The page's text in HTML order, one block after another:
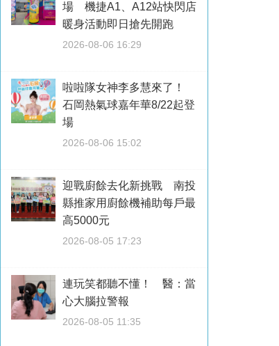
場 機捷A1、A12站快閃店
暖身活動即日搶先開跑
2026-08-06 16:29
啦啦隊女神李多慧來了！
石岡熱氣球嘉年華8/22起登
場
2026-08-06 15:02
迎戰廚餘去化新挑戰 南投
縣推家用廚餘機補助每戶最
高5000元
2026-08-05 17:23
連玩笑都聽不懂！ 醫：當
心大腦拉警報
2026-08-05 11:35